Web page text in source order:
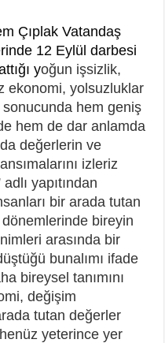
Çıplak Vatandaş
12 Eylül darbesi
yoğun işsizlik,
ekonomi, yolsuzluklar
sonucunda hem geniş
hem de dar anlamda
değerlerin ve
izleriz
yapıtından
bir arada tutan
dönemlerinde bireyin
arasında bir
bunalımı ifade
bireysel tanımını
değişim
tutan değerler
yeterince yer